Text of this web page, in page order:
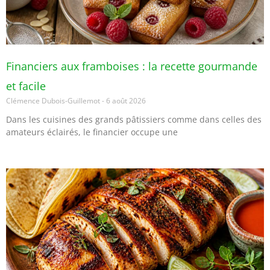
Financiers aux framboises : la recette gourmande
et facile
Clémence Dubois-Guillemot 6 août 2026
Dans les cuisines des grands pâtissiers comme dans celles des
amateurs éclairés, le financier occupe une